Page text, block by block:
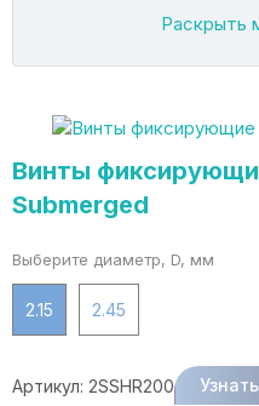
Раскрыть
Винты
Submerged
Выберите диаметр, D, мм
2.15 2.45
Артикул: 2SSHR200